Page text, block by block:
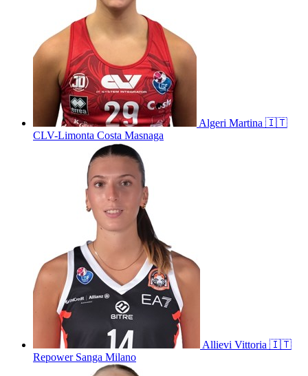
Algeri Martina 🇮🇹
CLV-Limonta Costa Masnaga
Allievi Vittoria 🇮🇹
Repower Sanga Milano